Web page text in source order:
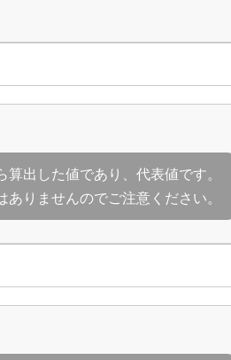
出した値であり、代表値です。
りませんのでご注意ください。